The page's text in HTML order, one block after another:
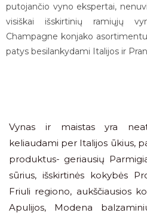
putojančio vyno ekspertai,
visiškai išskirtinių ramiųjų
Champagne konjako
patys besilankydami Italijos ir
Vynas ir maistas yra
keliaudami per Italijos ūkius,
produktus- geriausių
sūrius, išskirtinės kokybės
Friuli regiono, aukščiausios
Apulijos, Modena